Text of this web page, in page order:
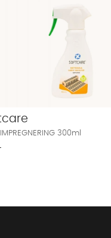
300ml